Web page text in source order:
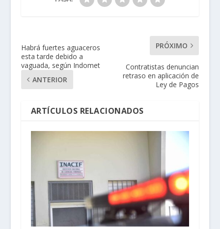
Habrá fuertes aguaceros
esta tarde debido a
vaguada, según Indomet
ANTERIOR
PRÓXIMO
Contratistas denuncian
retraso en aplicación de
Ley de Pagos
ARTÍCULOS RELACIONADOS